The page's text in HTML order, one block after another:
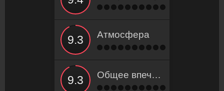
Атмосфера
Общее впечатление